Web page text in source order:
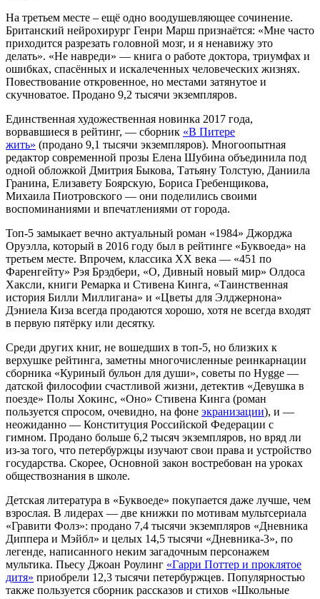
На третьем месте – ещё одно воодушевляющее сочинение.
Британский нейрохирург Генри Марш признаётся: «Мне часто
приходится разрезать головной мозг, и я ненавижу это
делать». «Не навреди» — книга о работе доктора, триумфах и
ошибках, спасённых и искалеченных человеческих жизнях.
Повествование откровенное, но местами затянутое и
скучноватое. Продано 9,2 тысячи экземпляров.
Единственная художественная новинка 2017 года,
ворвавшиеся в рейтинг, — сборник «В Питере
жить» (продано 9,1 тысячи экземпляров). Многоопытная
редактор современной прозы Елена Шубина объединила под
одной обложкой Дмитрия Быкова, Татьяну Толстую, Даниила
Гранина, Елизавету Боярскую, Бориса Гребенщикова,
Михаила Пиотровского — они поделились своими
воспоминаниями и впечатлениями от города.
Топ-5 замыкает вечно актуальный роман «1984» Джорджа
Оруэлла, который в 2016 году был в рейтинге «Буквоеда» на
третьем месте. Впрочем, классика XX века — «451 по
Фаренгейту» Рэя Брэдбери, «О, Дивный новый мир» Олдоса
Хаксли, книги Ремарка и Стивена Кинга, «Таинственная
история Билли Миллигана» и «Цветы для Элджернона»
Дэниела Киза всегда продаются хорошо, хотя не всегда входят
в первую пятёрку или десятку.
Среди других книг, не вошедших в топ-5, но близких к
верхушке рейтинга, заметны многочисленные реинкарнации
сборника «Куриный бульон для души», советы по Hygge —
датской философии счастливой жизни, детектив «Девушка в
поезде» Полы Хокинс, «Оно» Стивена Кинга (роман
пользуется спросом, очевидно, на фоне экранизации), и —
неожиданно — Конституция Российской Федерации с
гимном. Продано больше 6,2 тысяч экземпляров, но вряд ли
из-за того, что петербуржцы изучают свои права и устройство
государства. Скорее, Основной закон востребован на уроках
обществознания в школе.
Детская литература в «Буквоеде» покупается даже лучше, чем
взрослая. В лидерах — две книжки по мотивам мультсериала
«Гравити Фолз»: продано 7,4 тысячи экземпляров «Дневника
Диппера и Мэйбл» и целых 14,5 тысячи «Дневника-3», по
легенде, написанного неким загадочным персонажем
мультика. Пьесу Джоан Роулинг «Гарри Поттер и проклятое
дитя» приобрели 12,3 тысячи петербуржцев. Популярностью
также пользуется сборник рассказов и стихов «Школьные